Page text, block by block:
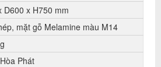
D600 x H750 mm
mặt gỗ Melamine màu M14
Phát